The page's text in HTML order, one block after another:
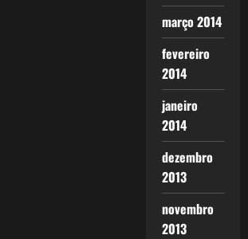
março 2014
fevereiro
2014
janeiro
2014
dezembro
2013
novembro
2013